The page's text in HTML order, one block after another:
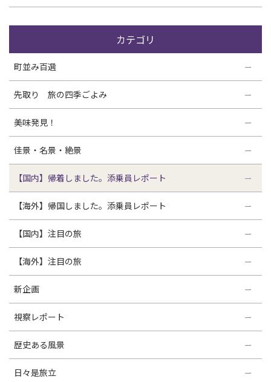
カテゴリ
町並み百選
先取り 旅の四季ごよみ
美味発見！
佳景・名景・絶景
【国内】帰着しました。添乗員レポート
【海外】帰国しました。添乗員レポート
【国内】注目の旅
【海外】注目の旅
新企画
視察レポート
歴史ある風景
日々是旅立